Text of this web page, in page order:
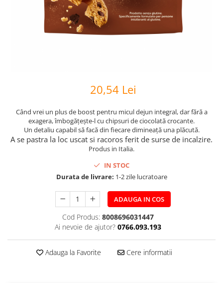
20,54 Lei
Când vrei un plus de boost pentru micul dejun integral, dar fără a
exagera, îmbogățește-l cu chipsuri de ciocolată crocante.
Un detaliu capabil să facă din fiecare dimineață una plăcută.
A se pastra la loc uscat si racoros ferit de surse de incalzire.
Produs in Italia.
IN STOC
Durata de livrare: 1-2 zile lucratoare
ADAUGA IN COS
Cod Produs: 8008696031447
Ai nevoie de ajutor? 0766.093.193
Adauga la Favorite Cere informatii